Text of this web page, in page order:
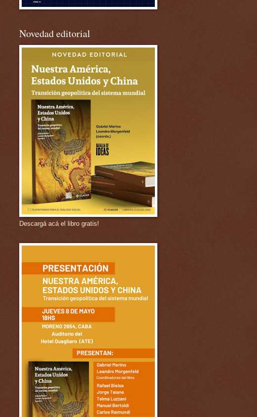
Novedad editorial
Descargá acá el libro gratis!